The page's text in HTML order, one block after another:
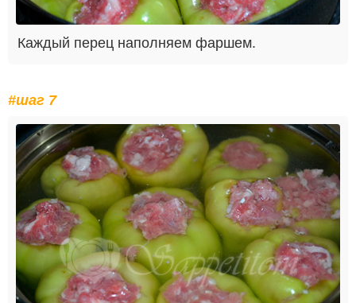
Каждый перец наполняем фаршем.
#шаг 7